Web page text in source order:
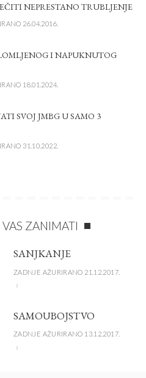
NEPRESTANO TRUBLJENJE
26.04.2016.
I NAPUKNUTOG
18.01.2024.
SVOJ JMBG U SAMO 3
31.10.2022.
ZANIMATI
SANJKANJE
ZADNJE AŽURIRANO 21.12.2017.
SAMOUBOJSTVO
ZADNJE AŽURIRANO 13.12.2017.